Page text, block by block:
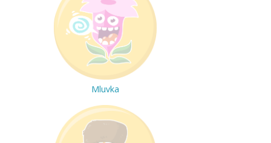
Mluvka